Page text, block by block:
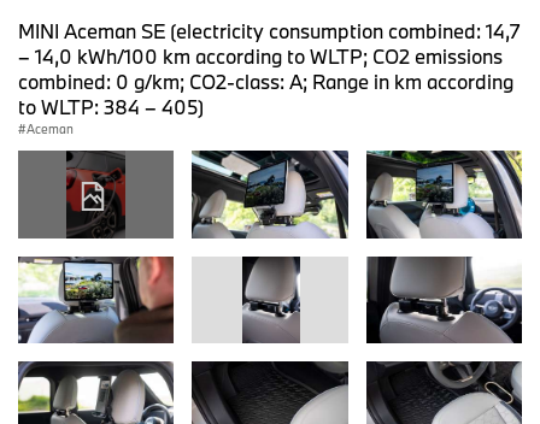
MINI Aceman SE (electricity consumption combined: 14,7
– 14,0 kWh/100 km according to WLTP; CO2 emissions
combined: 0 g/km; CO2-class: A; Range in km according
to WLTP: 384 – 405)
Aceman